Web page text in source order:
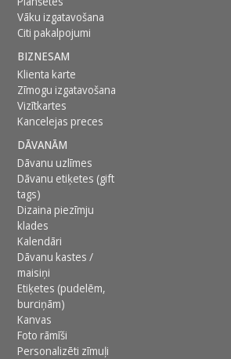
Vāku izgatavošana
Citi pakalpojumi
BIZNESAM
Klienta karte
Zīmogu izgatavošana
Vizītkartes
Kancelejas preces
DĀVANĀM
Dāvanu uzlīmes
Dāvanu etiķetes (gift
tags)
Dizaina piezīmju
klades
Kalendāri
Dāvanu kastes /
maisiņi
Etiķetes (pudelēm,
burciņām)
Kanvas
Foto rāmīši
Personalizēti zīmuļi